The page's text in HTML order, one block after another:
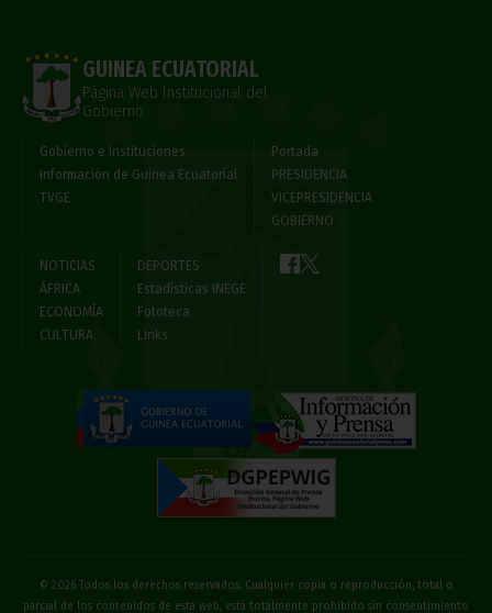
GUINEA ECUATORIAL
Página Web Institucional del
Gobierno
Gobierno e Instituciones
Información de Guinea Ecuatorial
TVGE
Portada
PRESIDENCIA
VICEPRESIDENCIA
GOBIERNO
NOTICIAS
ÁFRICA
ECONOMÍA
CULTURA
DEPORTES
Estadísticas INEGE
Fototeca
Links
© 2026 Todos los derechos reservados. Cualquier copia o reproducción, total o
parcial de los contenidos de esta web, está totalmente prohibido sin consentimiento